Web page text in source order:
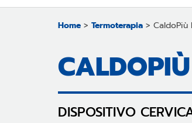
Home > Termoterapia > CaldoPiù
DISPOSITIVO